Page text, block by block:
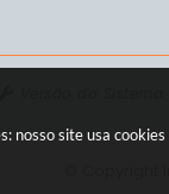
nosso site usa